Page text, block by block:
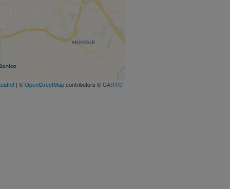
| ©OpenStreetMapcontributors ©CARTO